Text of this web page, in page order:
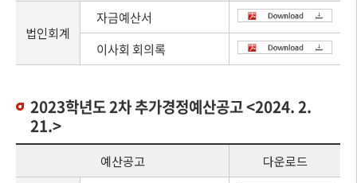
법인회계
자금예산서
이사회 회의록
2023학년도 2차 추가경정예산공고 <2024. 2.
21.>
예산공고 다운로드